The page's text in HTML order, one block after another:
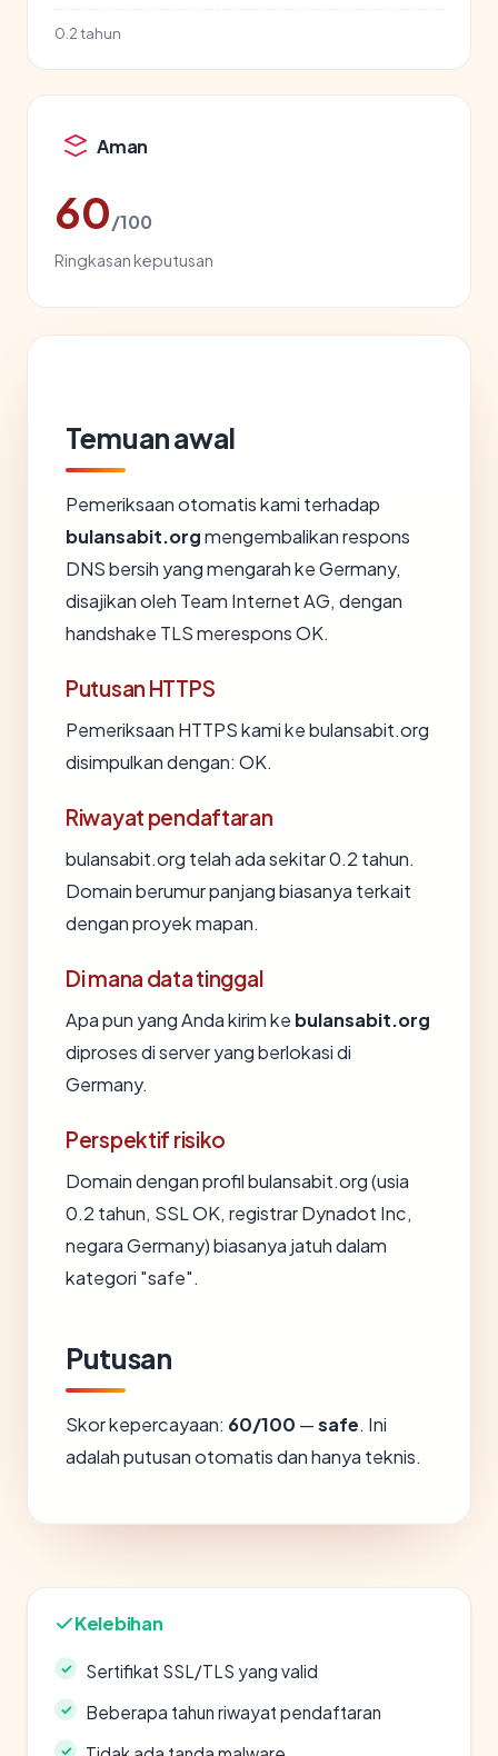
0.2 tahun
Aman
60/100
Ringkasan keputusan
Temuan awal
Pemeriksaan otomatis kami terhadap
bulansabit.orgmengembalikan respons
DNS bersih yang mengarah ke Germany,
disajikan oleh Team Internet AG, dengan
handshake TLS merespons OK.
Putusan HTTPS
Pemeriksaan HTTPS kami ke bulansabit.org
disimpulkan dengan: OK.
Riwayat pendaftaran
bulansabit.org telah ada sekitar 0.2 tahun.
Domain berumur panjang biasanya terkait
dengan proyek mapan.
Di mana data tinggal
Apa pun yang Anda kirim ke bulansabit.org
diproses di server yang berlokasi di
Germany.
Perspektif risiko
Domain dengan profil bulansabit.org (usia
0.2 tahun, SSL OK, registrar Dynadot Inc,
negara Germany) biasanya jatuh dalam
kategori "safe".
Putusan
Skor kepercayaan: 60/100 —safe. Ini
adalah putusan otomatis dan hanya teknis.
Kelebihan
Sertifikat SSL/TLS yang valid
Beberapa tahun riwayat pendaftaran